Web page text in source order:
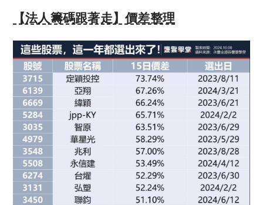
【法人籌碼跟著走】價差整理